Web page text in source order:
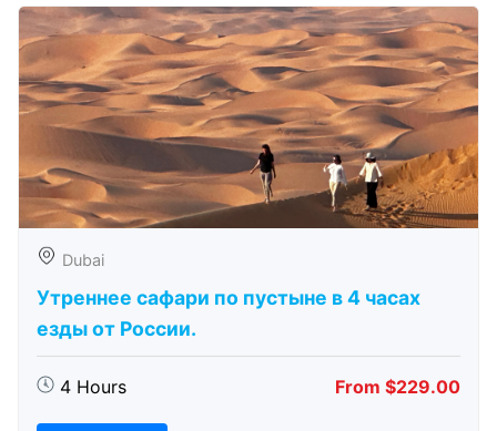
Dubai
Утреннее сафари по пустыне в 4 часах
езды от России.
4 Hours From $229.00